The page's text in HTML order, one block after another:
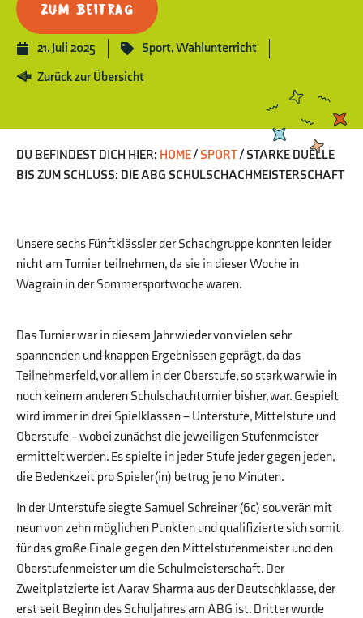
Zum Beitrag
21. Juli 2025 Sport,Wahlunterricht
Zurück zur Übersicht
DU BEFINDEST DICH HIER: HOME/ SPORT/ STARKE DUELLE
BIS ZUM SCHLUSS: DIE ABG SCHULSCHACHMEISTERSCHAFT
Unsere sechs Fünftklässler der Schachgruppe konnten leider
nicht am Turnier teilnehmen, da sie in dieser Woche in
Wagrain in der Sommersportwoche waren.
Das Turnier war in diesem Jahr wieder von vielen sehr
spannenden und knappen Ergebnissen geprägt, da das
Teilnehmerfeld, vor allem in der Oberstufe, so stark war wie in
noch keinem anderen Schulschachturnier bisher, war. Gespielt
wird immer in drei Spielklassen – Unterstufe, Mittelstufe und
Oberstufe – wobei zunächst die jeweiligen Stufenmeister
ermittelt werden. Es spielte in jeder Stufe jeder gegen jeden,
die Bedenkzeit pro Spieler(in) betrug je 10 Minuten.
In der Unterstufe siegte Samuel Schreiner (6c) souverän mit
neun von zehn möglichen Punkten und qualifizierte sich somit
für das große Finale gegen den Mittelstufenmeister und den
Oberstufenmeister um die Schulmeisterschaft. Der
Zweitplatzierte ist Aarav Sharma aus der Deutschklasse, der
erst seit Beginn des Schuljahres am ABG ist. Dritter wurde